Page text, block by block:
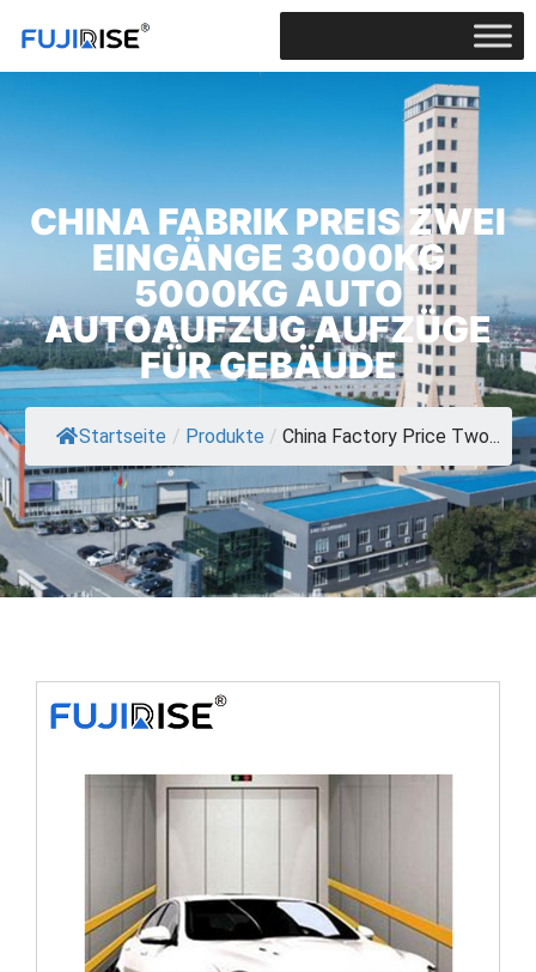
CHINA FABRIK PREIS ZWEI
EINGÄNGE 3000KG
5000KG AUTO
AUTOAUFZUG AUFZÜGE
FÜR GEBÄUDE
Startseite / Produkte / China Factory Price Two...